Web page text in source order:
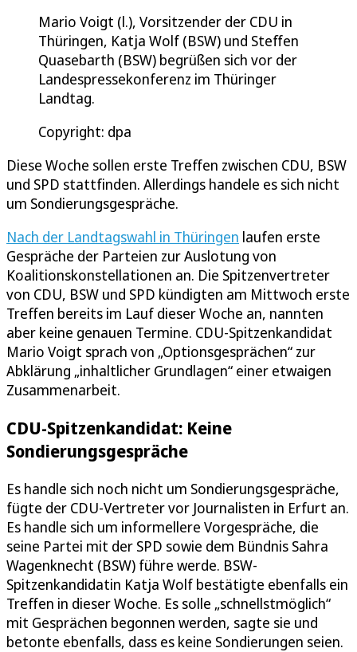
Mario Voigt (l.), Vorsitzender der CDU in
Thüringen, Katja Wolf (BSW) und Steffen
Quasebarth (BSW) begrüßen sich vor der
Landespressekonferenz im Thüringer
Landtag.
Copyright: dpa
Diese Woche sollen erste Treffen zwischen CDU, BSW
und SPD stattfinden. Allerdings handele es sich nicht
um Sondierungsgespräche.
Nach der Landtagswahl in Thüringen laufen erste
Gespräche der Parteien zur Auslotung von
Koalitionskonstellationen an. Die Spitzenvertreter
von CDU, BSW und SPD kündigten am Mittwoch erste
Treffen bereits im Lauf dieser Woche an, nannten
aber keine genauen Termine. CDU-Spitzenkandidat
Mario Voigt sprach von „Optionsgesprächen“ zur
Abklärung „inhaltlicher Grundlagen“ einer etwaigen
Zusammenarbeit.
CDU-Spitzenkandidat: Keine
Sondierungsgespräche
Es handle sich noch nicht um Sondierungsgespräche,
fügte der CDU-Vertreter vor Journalisten in Erfurt an.
Es handle sich um informellere Vorgespräche, die
seine Partei mit der SPD sowie dem Bündnis Sahra
Wagenknecht (BSW) führe werde. BSW-
Spitzenkandidatin Katja Wolf bestätigte ebenfalls ein
Treffen in dieser Woche. Es solle „schnellstmöglich“
mit Gesprächen begonnen werden, sagte sie und
betonte ebenfalls, dass es keine Sondierungen seien.